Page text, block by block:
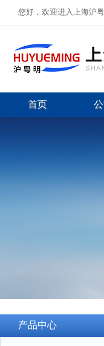
您好，欢迎进入上海沪
首页
产品中心